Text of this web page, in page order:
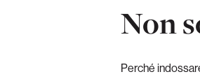
Non
Perché